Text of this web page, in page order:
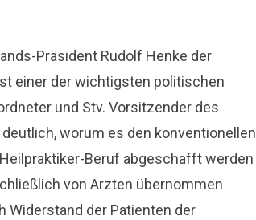
Präsident Rudolf Henke der
einer der wichtigsten politischen
und Stv. Vorsitzender des
worum es den konventionellen
Beruf abgeschafft werden
von Ärzten übernommen
Widerstand der Patienten der